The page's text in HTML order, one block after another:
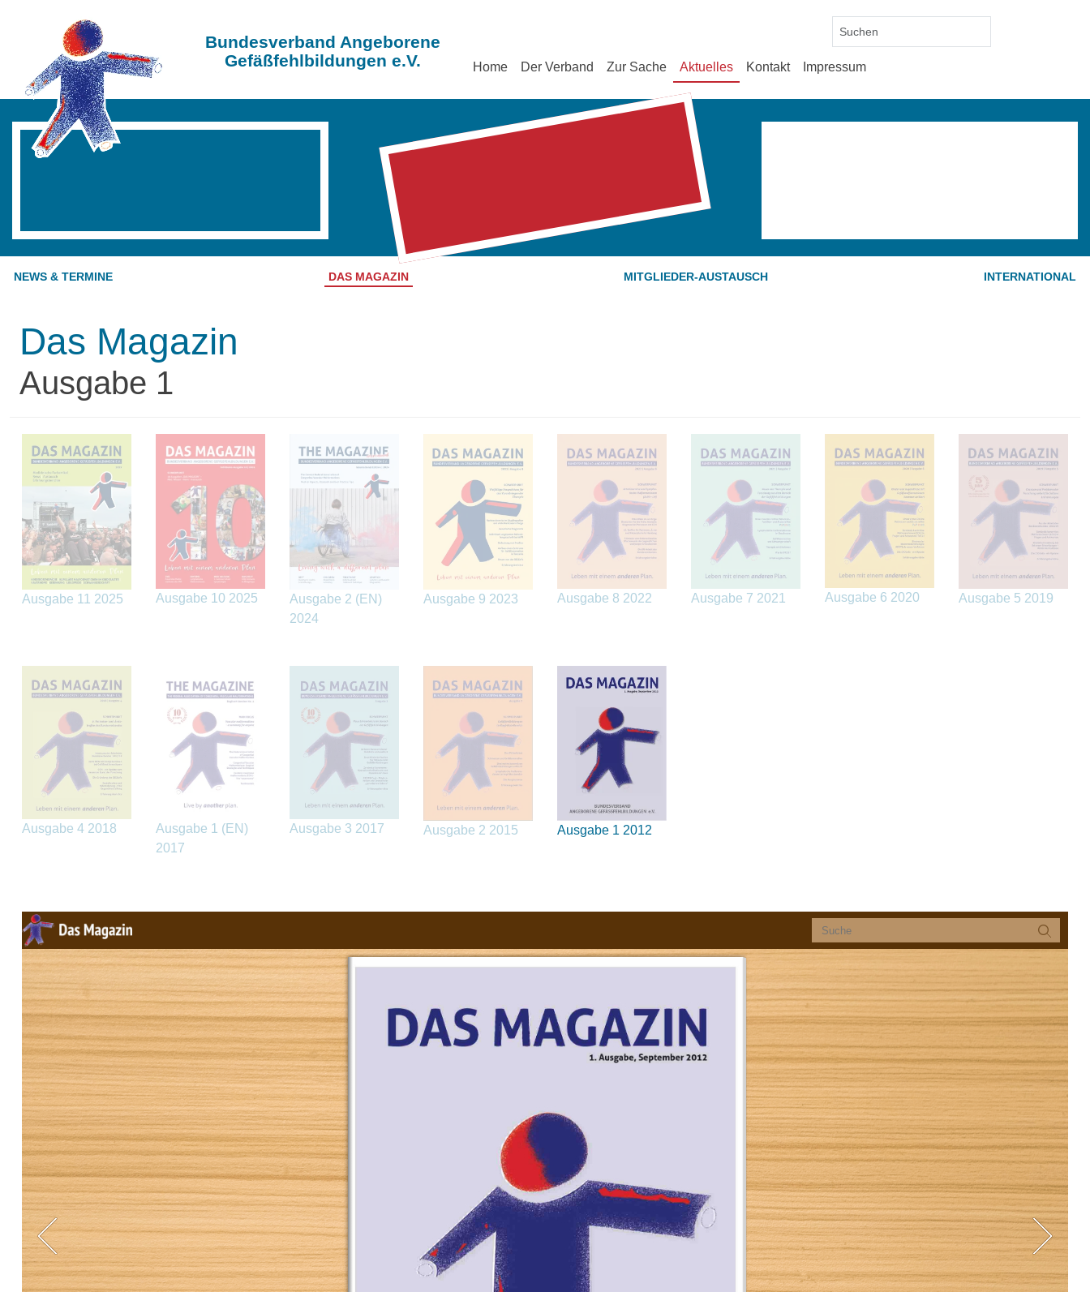
Bundesverband Angeborene
Gefäßfehlbildungen e.V.
Home Der Verband Zur Sache Aktuelles Kontakt Impressum
NEWS & TERMINE DAS MAGAZIN MITGLIEDER-AUSTAUSCH INTERNATIONAL
Das Magazin
Ausgabe 1
Ausgabe 11 2025 Ausgabe 10 2025
Ausgabe 2 (EN)
2024
Ausgabe 9 2023 Ausgabe 8 2022 Ausgabe 7 2021 Ausgabe 6 2020 Ausgabe 5 2019
Ausgabe 4 2018
Ausgabe 1 (EN)
2017
Ausgabe 3 2017 Ausgabe 2 2015 Ausgabe 1 2012